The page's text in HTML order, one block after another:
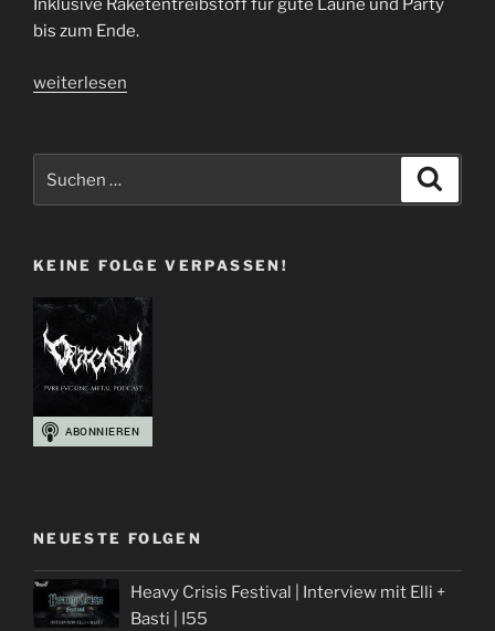
Inklusive Raketentreibstoff für gute Laune und Party
bis zum Ende.
„Folge
Helmpflicht“
weiterlesen
KEINE FOLGE VERPASSEN!
NEUESTE FOLGEN
Heavy Crisis Festival | Interview mit Elli +
Basti | I55